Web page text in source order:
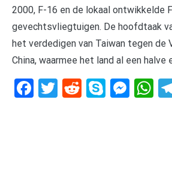
2000, F-16 en de lokaal ontwikkelde
gevechtsvliegtuigen. De hoofdtaak
het verdedigen van Taiwan tegen de
China, waarmee het land al een
Facebook
Twitter
RedditSkype